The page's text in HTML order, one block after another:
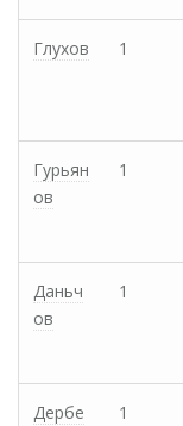
Глухов 1
Гурьян
ов
1
Даньч
ов
1
Дербе
1